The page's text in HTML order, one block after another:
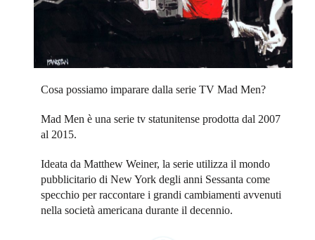
Cosa possiamo imparare dalla serie TV Mad Men?
Mad Men è una serie tv statunitense prodotta dal 2007
al 2015.
Ideata da Matthew Weiner, la serie utilizza il mondo
pubblicitario di New York degli anni Sessanta come
specchio per raccontare i grandi cambiamenti avvenuti
nella società americana durante il decennio.